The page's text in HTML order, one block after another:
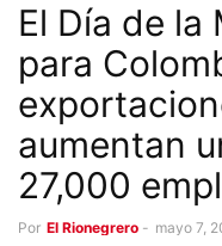
El Día de la
para
aumentan
27,000
Por El Rionegrero - mayo 7,